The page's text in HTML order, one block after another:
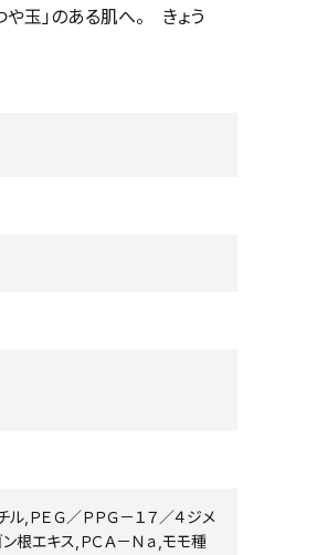
玉」のある肌へ。 きょう
,ＰＥＧ／ＰＰＧ－１７／４ジメ
根エキス,ＰＣＡ－Ｎａ,モモ種